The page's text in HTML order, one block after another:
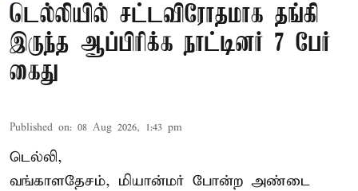
டெல்லியில் சட்டவிரோதமாக தங்கி
இருந்த ஆப்பிரிக்க நாட்டினர் 7 பேர்
கைது
Published on: 08 Aug 2026, 1:43 pm
டெல்லி,
வங்காளதேசம், மியான்மர் போன்ற அண்டை